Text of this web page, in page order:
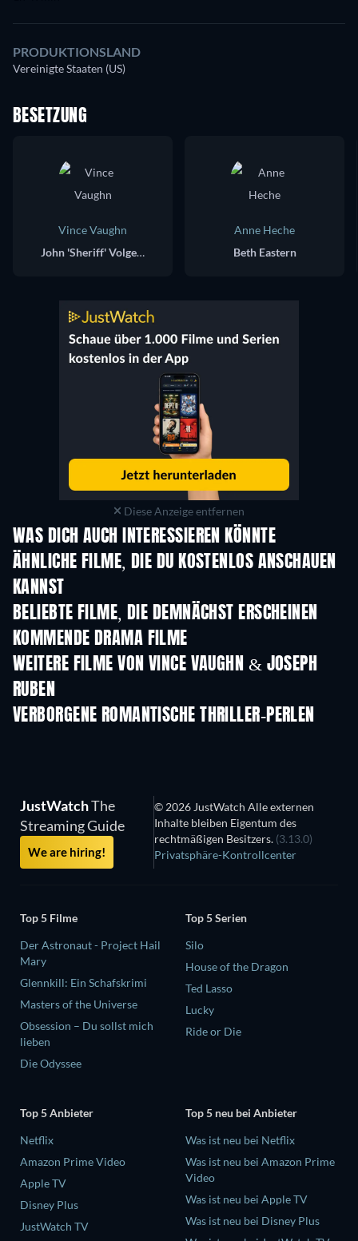
PRODUKTIONSLAND
Vereinigte Staaten (US)
BESETZUNG
Vince Vaughn
John 'Sheriff' Volgecherev
Anne Heche
Beth Eastern
Diese Anzeige entfernen
WAS DICH AUCH INTERESSIEREN KÖNNTE
ÄHNLICHE FILME, DIE DU KOSTENLOS ANSCHAUEN
KANNST
BELIEBTE FILME, DIE DEMNÄCHST ERSCHEINEN
KOMMENDE DRAMA FILME
WEITERE FILME VON VINCE VAUGHN & JOSEPH
RUBEN
VERBORGENE ROMANTISCHE THRILLER-PERLEN
JustWatchThe
Streaming Guide
We are hiring!
© 2026 JustWatch Alle externen
Inhalte bleiben Eigentum des
rechtmäßigen Besitzers. (3.13.0)
Privatsphäre-Kontrollcenter
Top 5 Filme
Der Astronaut - Project Hail
Mary
Glennkill: Ein Schafskrimi
Masters of the Universe
Obsession – Du sollst mich
lieben
Die Odyssee
Top 5 Serien
Silo
House of the Dragon
Ted Lasso
Lucky
Ride or Die
Top 5 Anbieter
Netflix
Amazon Prime Video
Apple TV
Disney Plus
JustWatch TV
Top 5 neu bei Anbieter
Was ist neu bei Netflix
Was ist neu bei Amazon Prime
Video
Was ist neu bei Apple TV
Was ist neu bei Disney Plus